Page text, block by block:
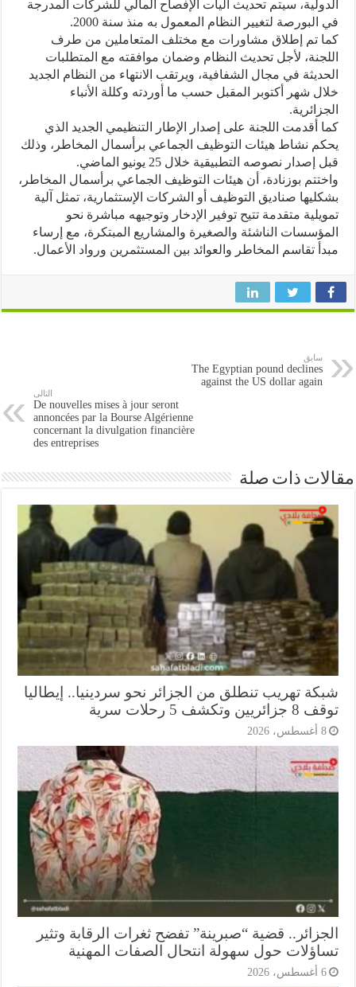
سيتم تحديث آليات الإفصاح المالي للشركات المدرجة
لتغيير النظام المعمول به منذ سنة 2000.
تم إطلاق مشاورات مع مختلف المتعاملين من طرف
لأجل تحديث النظام وضمان موافقته مع المتطلبات
في مجال الشفافية، ويرتقب الانتهاء من النظام الجديد
شهر أكتوبر المقبل حسب ما أوردته وكللة الأنباء
أقدمت اللجنة على إصدار الإطار التنظيمي الجديد الذي
نشاط هيئات التوظيف الجماعي برأسمال المخاطر، وذلك
نصوصه التطبيقية خلال 25 يونيو الماضي.
بوزنادة، أن هيئات التوظيف الجماعي برأسمال المخاطر،
صناديق التوظيف أو الشركات الإستثمارية، تمثل آلية
متقدمة تتيح توفير الإدخار وتوجيهه مباشرة نحو
الناشئة والصغيرة والمشاريع المبتكرة، مع إرساء
تقاسم المخاطر والعوائد بين المستثمرين ورواد الأعمال.
سابق
The Egyptian pound declines
against the US dollar again
De nouvelles mises à jour seront
annoncées par la Bourse Algérienne
concernant la divulgation financière
des entreprises
ذات صلة
تهريب تنطلق من الجزائر نحو سردينيا.. إيطاليا
وتكشف 5 رحلات سرية
قضية “صبرينة” تفضح ثغرات الرقابة وتثير
حول سهولة انتحال الصفات المهنية